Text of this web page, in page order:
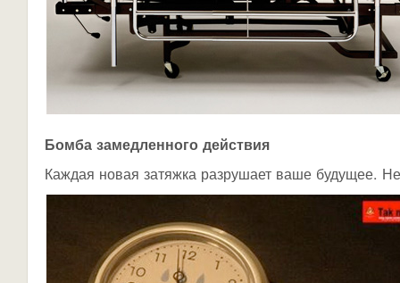
Бомба замедленного действия
Каждая новая затяжка разрушает ваше будущее.